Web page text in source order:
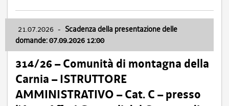
21.07.2026 - Scadenza della presentazione delle
domande: 07.09.2026 12:00
314/26 – Comunità di montagna della
Carnia – ISTRUTTORE
AMMINISTRATIVO – Cat. C – presso